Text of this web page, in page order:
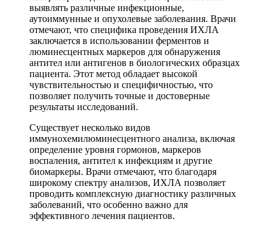
выявлять различные инфекционные,
аутоиммунные и опухолевые заболевания. Врачи
отмечают, что специфика проведения ИХЛА
заключается в использовании ферментов и
люминесцентных маркеров для обнаружения
антител или антигенов в биологических образцах
пациента. Этот метод обладает высокой
чувствительностью и специфичностью, что
позволяет получить точные и достоверные
результаты исследований.
Существует несколько видов
иммунохемилюминесцентного анализа, включая
определение уровня гормонов, маркеров
воспаления, антител к инфекциям и другие
биомаркеры. Врачи отмечают, что благодаря
широкому спектру анализов, ИХЛА позволяет
проводить комплексную диагностику различных
заболеваний, что особенно важно для
эффективного лечения пациентов.